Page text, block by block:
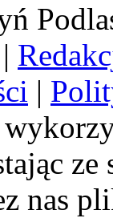
|
nas